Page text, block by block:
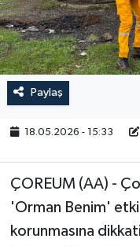
Paylaş
18.05.2026 - 15:33
ÇOREUM (AA) -
'Orman Benim'
korunmasına
RESMİ İLAN